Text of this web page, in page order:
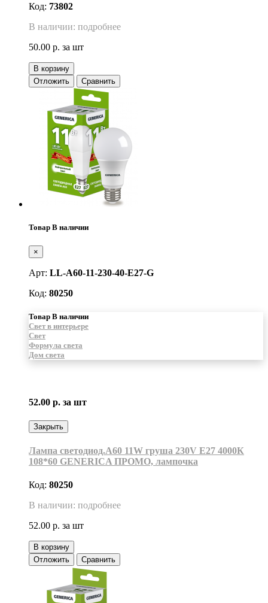
Код: 73802
В наличии: подробнее
50.00 р. за шт
В корзину
Отложить
Сравнить
Товар В наличии
×
Арт: LL-A60-11-230-40-E27-G
Код: 80250
Товар В наличии
Свет в интерьере
Свет
Формула света
Дом света
52.00 р. за шт
Закрыть
Лампа светодиод.А60 11W груша 230V E27 4000К
108*60 GENERICA ПРОМО, лампочка
Код: 80250
В наличии: подробнее
52.00 р. за шт
В корзину
Отложить
Сравнить